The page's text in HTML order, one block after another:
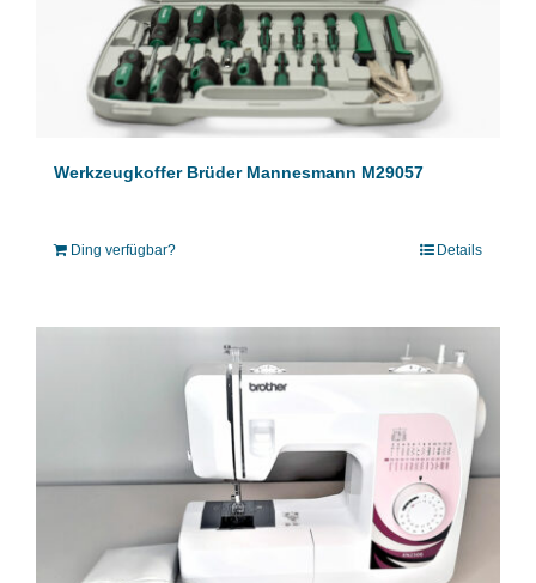
Werkzeugkoffer Brüder Mannesmann M29057
Ding verfügbar? Details